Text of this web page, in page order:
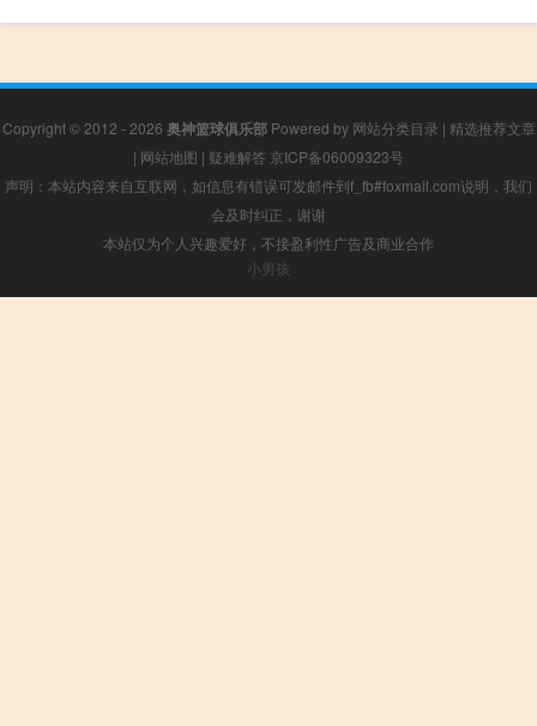
Copyright © 2012 - 2026 奥神篮球俱乐部Powered by 网站分类目录 | 精选推荐文章
| 网站地图 | 疑难解答 京ICP备06009323号
声明：本站内容来自互联网，如信息有错误可发邮件到f_fb#foxmail.com说明，我们
会及时纠正，谢谢
本站仅为个人兴趣爱好，不接盈利性广告及商业合作
小男孩